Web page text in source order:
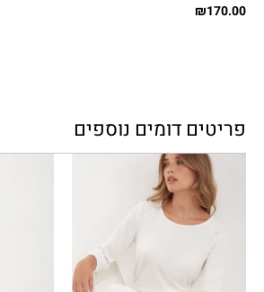
₪170.00
פריטים דומים נוספים